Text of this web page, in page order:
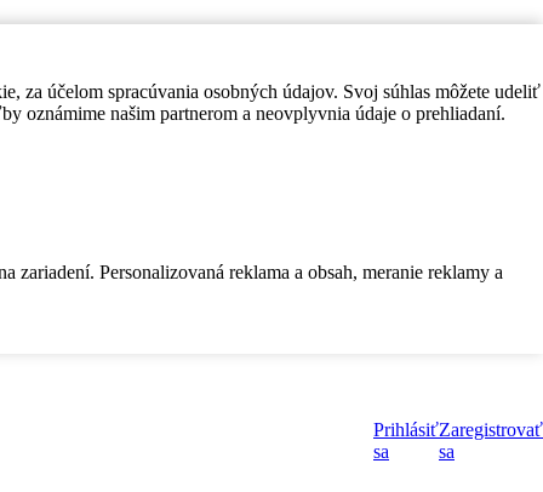
za účelom spracúvania osobných údajov. Svoj súhlas môžete udeliť
oznámime našim partnerom a neovplyvnia údaje o prehliadaní.
Personalizovaná reklama a obsah, meranie reklamy a
Prihlásiť
sa
Zaregistrovať
sa